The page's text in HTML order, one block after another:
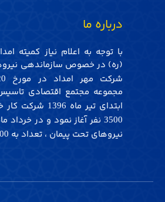
درباره ما
با توجه به اعلام نیاز کمیته
(ره) در خصوص سازماندهی
شرکت مهر امداد در مورخ
مجموعه مجتمع اقتصادی
ابتدای تیر ماه 1396 شرکت کار
3500 نفر آغاز نمود و در خرداد
نیروهای تحت پیمان ، تعداد به